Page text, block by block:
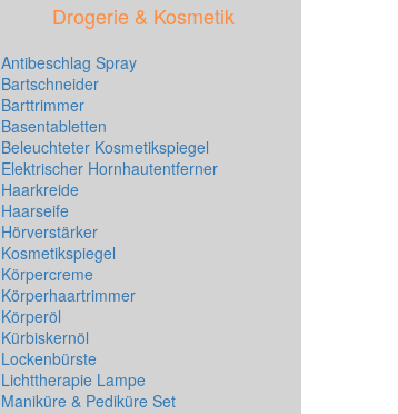
Drogerie & Kosmetik
Antibeschlag Spray
Bartschneider
Barttrimmer
Basentabletten
Beleuchteter Kosmetikspiegel
Elektrischer Hornhautentferner
Haarkreide
Haarseife
Hörverstärker
Kosmetikspiegel
Körpercreme
Körperhaartrimmer
Körperöl
Kürbiskernöl
Lockenbürste
Lichttherapie Lampe
Maniküre & Pediküre Set